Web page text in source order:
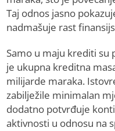
Taj odnos jasno
nadmašuje rast
Samo u maju krediti su
je ukupna kreditna
milijarde maraka.
zabilježile minimalan
dodatno potvrđuje
aktivnosti u odnosu na